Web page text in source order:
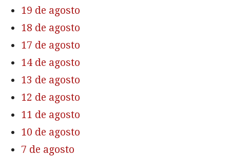
19 de agosto
18 de agosto
17 de agosto
14 de agosto
13 de agosto
12 de agosto
11 de agosto
10 de agosto
7 de agosto